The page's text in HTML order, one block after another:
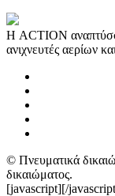
Η ACTION
ανιχνευτές αερίων
© Πνευματικά
δικαιώματος.
[javascript][/